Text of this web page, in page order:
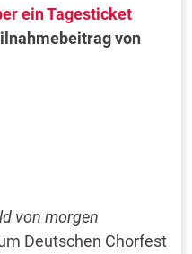
ein Tagesticket
von
von morgen
Deutschen Chorfest